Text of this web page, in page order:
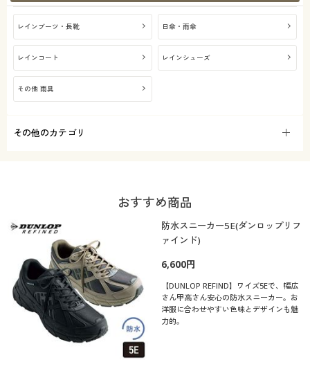
レインブーツ・長靴 日傘・雨傘
レインコート レインシューズ
その他 雨具
その他のカテゴリ
おすすめ商品
防水スニーカー5E(ダンロップリフ
ァインド)
6,600円
【DUNLOP REFIND】ワイズ5Eで、幅広
さん甲高さん安心の防水スニーカー。お
洋服に合わせやすい色味とデザインも魅
力的。